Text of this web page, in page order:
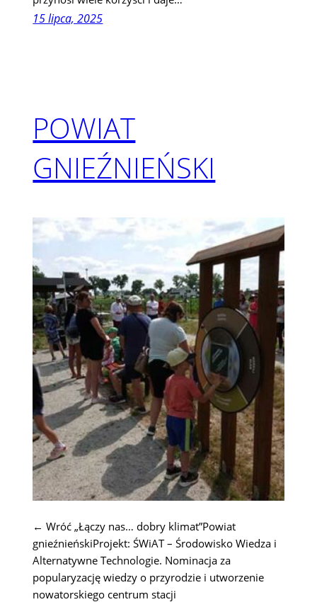
15 lipca, 2025
POWIAT
GNIEŹNIEŃSKI
← Wróć „Łączy nas… dobry klimat”Powiat
gnieźnieńskiProjekt: ŚWiAT – Środowisko Wiedza i
Alternatywne Technologie. Nominacja za
popularyzację wiedzy o przyrodzie i utworzenie
nowatorskiego centrum stacji